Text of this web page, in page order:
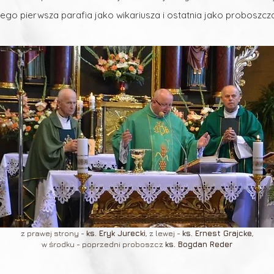
pierwsza parafia jako wikariusza i ostatnia jako
z prawej strony - ks. Eryk Jurecki , z lewej - ks. Ernest Grajcke
w środku - poprzedni proboszczks. Bogdan Reder